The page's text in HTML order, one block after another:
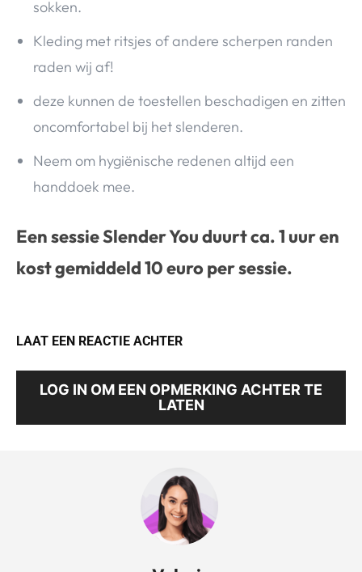
sokken.
Kleding met ritsjes of andere scherpen randen
raden wij af!
deze kunnen de toestellen beschadigen en zitten
oncomfortabel bij het slenderen.
Neem om hygiënische redenen altijd een
handdoek mee.
Een sessie Slender You duurt ca. 1 uur en
kost gemiddeld 10 euro per sessie.
LAAT EEN REACTIE ACHTER
LOG IN OM EEN OPMERKING ACHTER TE
LATEN